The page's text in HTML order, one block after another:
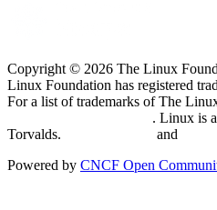
Copyright © 2026 The Linux
Linux Foundation has registered
For a list of trademarks of The
. Linux is
Torvalds.
and
Powered by CNCF Open